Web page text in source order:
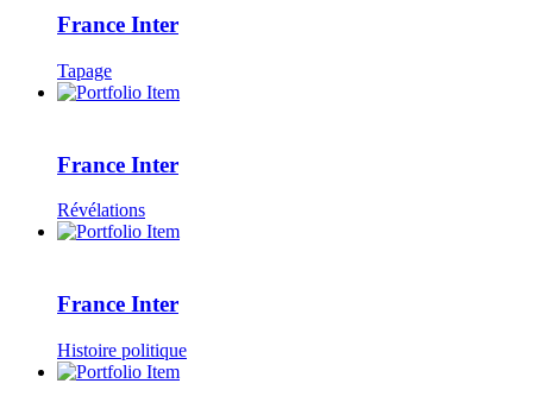
France Inter
Tapage
France Inter
Révélations
France Inter
Histoire politique